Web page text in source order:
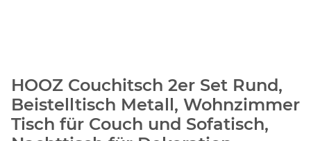
HOOZ Couchitsch 2er Set Rund,
Beistelltisch Metall, Wohnzimmer
Tisch für Couch und Sofatisch,